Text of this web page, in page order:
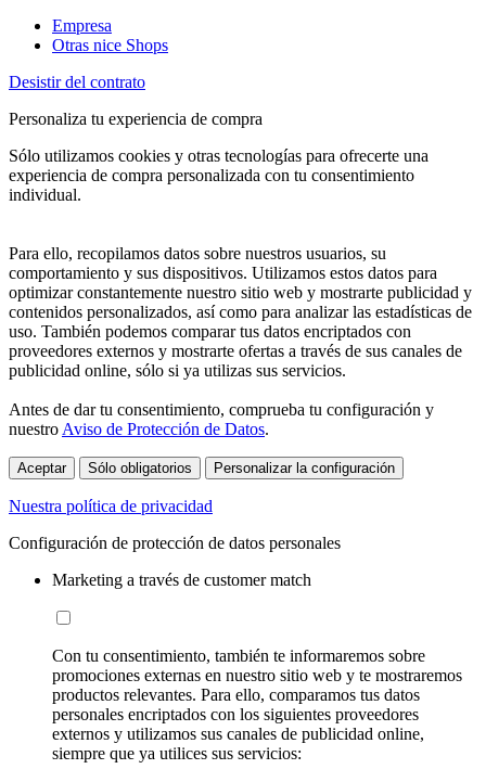
Empresa
Otras nice Shops
Desistir del contrato
Personaliza tu experiencia de compra
Sólo utilizamos cookies y otras tecnologías para ofrecerte una
experiencia de compra personalizada con tu consentimiento
individual.
Para ello, recopilamos datos sobre nuestros usuarios, su
comportamiento y sus dispositivos. Utilizamos estos datos para
optimizar constantemente nuestro sitio web y mostrarte publicidad y
contenidos personalizados, así como para analizar las estadísticas de
uso. También podemos comparar tus datos encriptados con
proveedores externos y mostrarte ofertas a través de sus canales de
publicidad online, sólo si ya utilizas sus servicios.
Antes de dar tu consentimiento, comprueba tu configuración y
nuestro Aviso de Protección de Datos.
Aceptar Sólo obligatorios Personalizar la configuración
Nuestra política de privacidad
Configuración de protección de datos personales
Marketing a través de customer match
Con tu consentimiento, también te informaremos sobre
promociones externas en nuestro sitio web y te mostraremos
productos relevantes. Para ello, comparamos tus datos
personales encriptados con los siguientes proveedores
externos y utilizamos sus canales de publicidad online,
siempre que ya utilices sus servicios: